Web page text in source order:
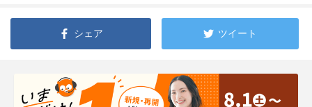
シェア ツイート